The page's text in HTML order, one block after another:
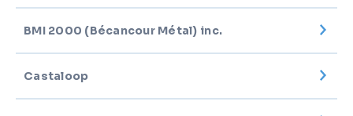
BMI 2000 (Bécancour Métal) inc.
Castaloop